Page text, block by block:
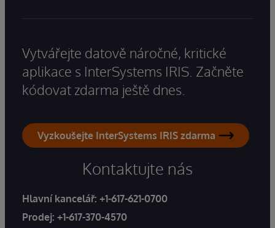
Vytvářejte datově náročné, kritické
aplikace s InterSystems IRIS. Začněte
kódovat zdarma ještě dnes.
Vyzkoušejte InterSystems IRIS zdarma
Kontaktujte nás
Hlavní kancelář: +1-617-621-0700
Prodej: +1-617-370-4570